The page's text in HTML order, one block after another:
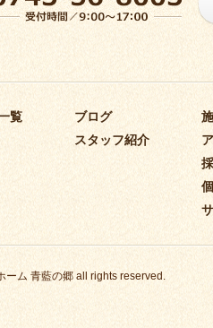
覧
ブログ
スタッフ紹介
ーム 青藍の郷 all rights reserved.